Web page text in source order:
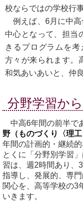
校ならではの学校行
例えば、6月に中高
中心となって、担当
きるプログラムを
方々が来られます。
和気あいあいと、仲
分野学習か
中高6年間の前半で
野（ものづくり〈理
年間の計画的・継続
とくに「分野別学習
習は、週2時間あり、
指導し、発展的、専
関心を、高等学校の3
いきます。